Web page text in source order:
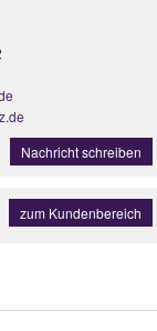
Nachricht schreiben
zum Kundenbereich